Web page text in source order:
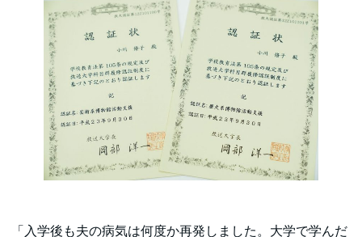
「入学後も夫の病気は何度か再発しました。大学で学んだ